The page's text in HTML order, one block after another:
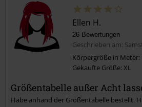
Kommentar jetzt abschicken!
Ellen H.
26 Bewertungen
Geschrieben am:
Körpergröße in Meter:
Gekaufte Größe: XL
Größentabelle außer Acht
Habe anhand der Größentabelle bestellt.